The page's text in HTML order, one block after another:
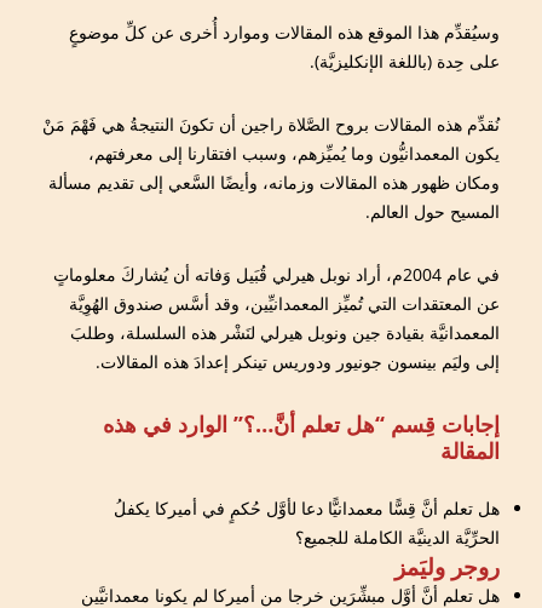
وسيُقدِّم هذا الموقع هذه المقالات وموارد أُخرى عن كلِّ موضوعٍ
على حِدة (باللغة الإنكليزيَّة).
نُقدِّم هذه المقالات بروح الصَّلاة راجين أن تكونَ النتيجةُ هي فَهْمَ مَنْ
يكون المعمدانيُّون وما يُميِّزهم، وسبب افتقارنا إلى معرفتهم،
ومكان ظهور هذه المقالات وزمانه، وأيضًا السَّعي إلى تقديم مسألة
المسيح حول العالم.
في عام 2004م، أراد نوبل هيرلي قُبَيل وَفاته أن يُشاركَ معلوماتٍ
عن المعتقدات التي تُميِّز المعمدانيِّين، وقد أسَّس صندوق الهُوِيَّة
المعمدانيَّة بقيادة جين ونوبل هيرلي لنَشْر هذه السلسلة، وطلبَ
إلى وليَم بينسون جونيور ودوريس تينكر إعدادَ هذه المقالات.
إجابات قِسم ‘‘هل تعلم أنَّ…؟’’ الوارد في هذه
المقالة
هل تعلم أنَّ قِسًّا معمدانيًّا دعا لأوَّل حُكمٍ في أميركا يكفلُ
الحرِّيَّة الدينيَّة الكاملة للجميع؟
روجر وليَمز
هل تعلم أنَّ أوَّل مبشِّرَين خرجا من أميركا لم يكونا معمدانيَّين